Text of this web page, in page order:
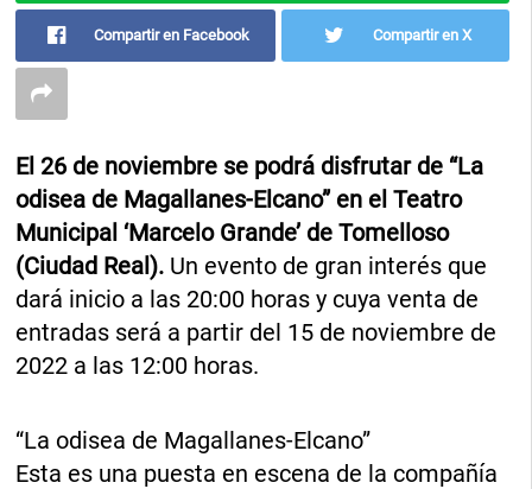
Compartir en Facebook Compartir en X
El 26 de noviembre se podrá disfrutar de “La
odisea de Magallanes-Elcano” en el Teatro
Municipal ‘Marcelo Grande’ de Tomelloso
(Ciudad Real). Un evento de gran interés que
dará inicio a las 20:00 horas y cuya venta de
entradas será a partir del 15 de noviembre de
2022 a las 12:00 horas.
“La odisea de Magallanes-Elcano”
Esta es una puesta en escena de la compañía